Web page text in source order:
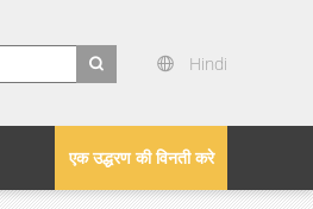
Hindi
एक उद्धरण की विनती करे